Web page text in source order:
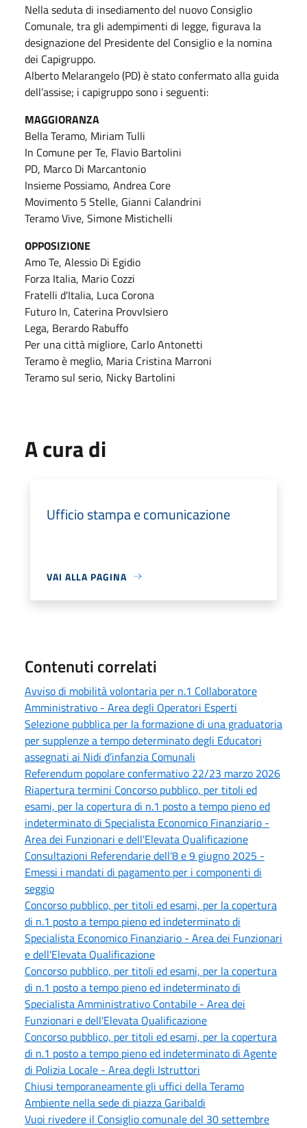
Nella seduta di insediamento del nuovo Consiglio
Comunale, tra gli adempimenti di legge, figurava la
designazione del Presidente del Consiglio e la nomina
dei Capigruppo.
Alberto Melarangelo (PD) è stato confermato alla guida
dell’assise; i capigruppo sono i seguenti:
MAGGIORANZA
Bella Teramo, Miriam Tulli
In Comune per Te, Flavio Bartolini
PD, Marco Di Marcantonio
Insieme Possiamo, Andrea Core
Movimento 5 Stelle, Gianni Calandrini
Teramo Vive, Simone Mistichelli
OPPOSIZIONE
Amo Te, Alessio Di Egidio
Forza Italia, Mario Cozzi
Fratelli d'Italia, Luca Corona
Futuro In, Caterina ProvvIsiero
Lega, Berardo Rabuffo
Per una città migliore, Carlo Antonetti
Teramo è meglio, Maria Cristina Marroni
Teramo sul serio, Nicky Bartolini
A cura di
Ufficio stampa e comunicazione
VAI ALLA PAGINA
Contenuti correlati
Avviso di mobilità volontaria per n.1 Collaboratore
Amministrativo - Area degli Operatori Esperti
Selezione pubblica per la formazione di una graduatoria
per supplenze a tempo determinato degli Educatori
assegnati ai Nidi d’infanzia Comunali
Referendum popolare confermativo 22/23 marzo 2026
Riapertura termini Concorso pubblico, per titoli ed
esami, per la copertura di n.1 posto a tempo pieno ed
indeterminato di Specialista Economico Finanziario -
Area dei Funzionari e dell'Elevata Qualificazione
Consultazioni Referendarie dell’8 e 9 giugno 2025 -
Emessi i mandati di pagamento per i componenti di
seggio
Concorso pubblico, per titoli ed esami, per la copertura
di n.1 posto a tempo pieno ed indeterminato di
Specialista Economico Finanziario - Area dei Funzionari
e dell'Elevata Qualificazione
Concorso pubblico, per titoli ed esami, per la copertura
di n.1 posto a tempo pieno ed indeterminato di
Specialista Amministrativo Contabile - Area dei
Funzionari e dell'Elevata Qualificazione
Concorso pubblico, per titoli ed esami, per la copertura
di n.1 posto a tempo pieno ed indeterminato di Agente
di Polizia Locale - Area degli Istruttori
Chiusi temporaneamente gli uffici della Teramo
Ambiente nella sede di piazza Garibaldi
Vuoi rivedere il Consiglio comunale del 30 settembre